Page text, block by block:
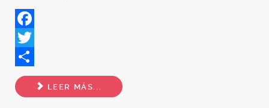
Facebook
Twitter
Share
LEER MÁS...